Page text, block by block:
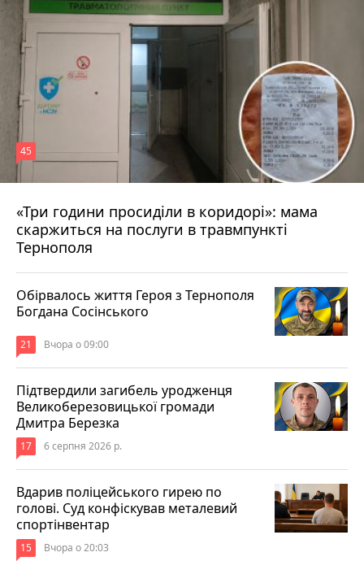
«Три години просиділи в коридорі»: мама
скаржиться на послуги в травмпункті
Тернополя
45
Вчора о 13:05
Обірвалось життя Героя з Тернополя
Богдана Сосінського
21 Вчора о 09:00
Підтвердили загибель уродженця
Великоберезовицької громади
Дмитра Березка
17 6 серпня 2026 р.
Вдарив поліцейського гирею по
голові. Суд конфіскував металевий
спортінвентар
15 Вчора о 20:03